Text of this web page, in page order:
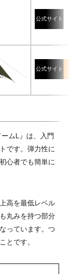
公式サイト
公式サイト
ムL』は、入門
です。弾力性に
心者でも簡単に
高を最低レベル
丸みを持つ部分
っています。つ
とです。